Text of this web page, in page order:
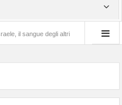
degli altri Lotta di classe…